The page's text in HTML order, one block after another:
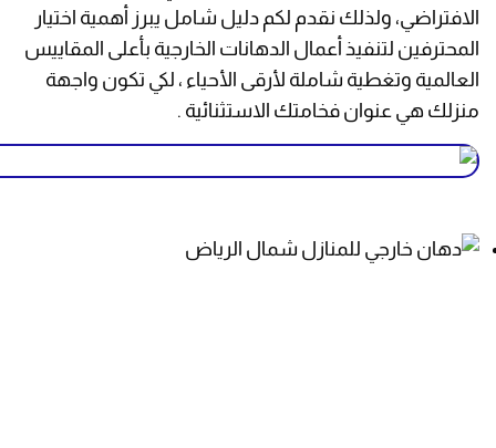
الافتراضي، ولذلك نقدم لكم دليل شامل يبرز أهمية اختيار
المحترفين لتنفيذ أعمال الدهانات الخارجية بأعلى المقاييس
العالمية وتغطية شاملة لأرقى الأحياء ، لكي تكون واجهة
منزلك هي عنوان فخامتك الاستثنائية .